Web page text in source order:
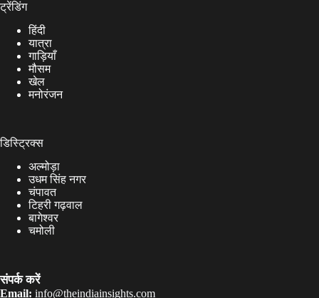
ट्रेंडिंग
हिंदी
यात्रा
गाड़ियाँ
मौसम
खेल
मनोरंजन
डिस्ट्रिक्स
अल्मोड़ा
उधम सिंह नगर
चंपावत
टिहरी गढ़वाल
बागेश्वर
चमोली
संपर्क करें
Email: info@theindiainsights.com